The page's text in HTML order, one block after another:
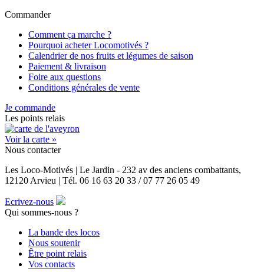
Commander
Comment ça marche ?
Pourquoi acheter Locomotivés ?
Calendrier de nos fruits et légumes de saison
Paiement & livraison
Foire aux questions
Conditions générales de vente
Je commande
Les points relais
Voir la carte »
Nous contacter
Les Loco-Motivés | Le Jardin - 232 av des anciens combattants,
12120 Arvieu | Tél. 06 16 63 20 33 / 07 77 26 05 49
Ecrivez-nous
Qui sommes-nous ?
La bande des locos
Nous soutenir
Être point relais
Vos contacts